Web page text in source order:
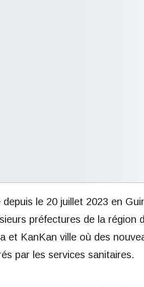
depuis le 20 juillet 2023 en
préfectures de la région
et KanKan ville où des
par les services sanitaires.